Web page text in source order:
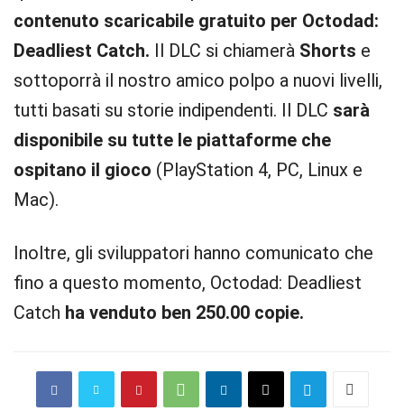
contenuto scaricabile gratuito per Octodad:
Deadliest Catch. Il DLC si chiamerà Shorts e
sottoporrà il nostro amico polpo a nuovi livelli,
tutti basati su storie indipendenti. Il DLC sarà
disponibile su tutte le piattaforme che
ospitano il gioco (PlayStation 4, PC, Linux e
Mac).
Inoltre, gli sviluppatori hanno comunicato che
fino a questo momento, Octodad: Deadliest
Catch ha venduto ben 250.00 copie.